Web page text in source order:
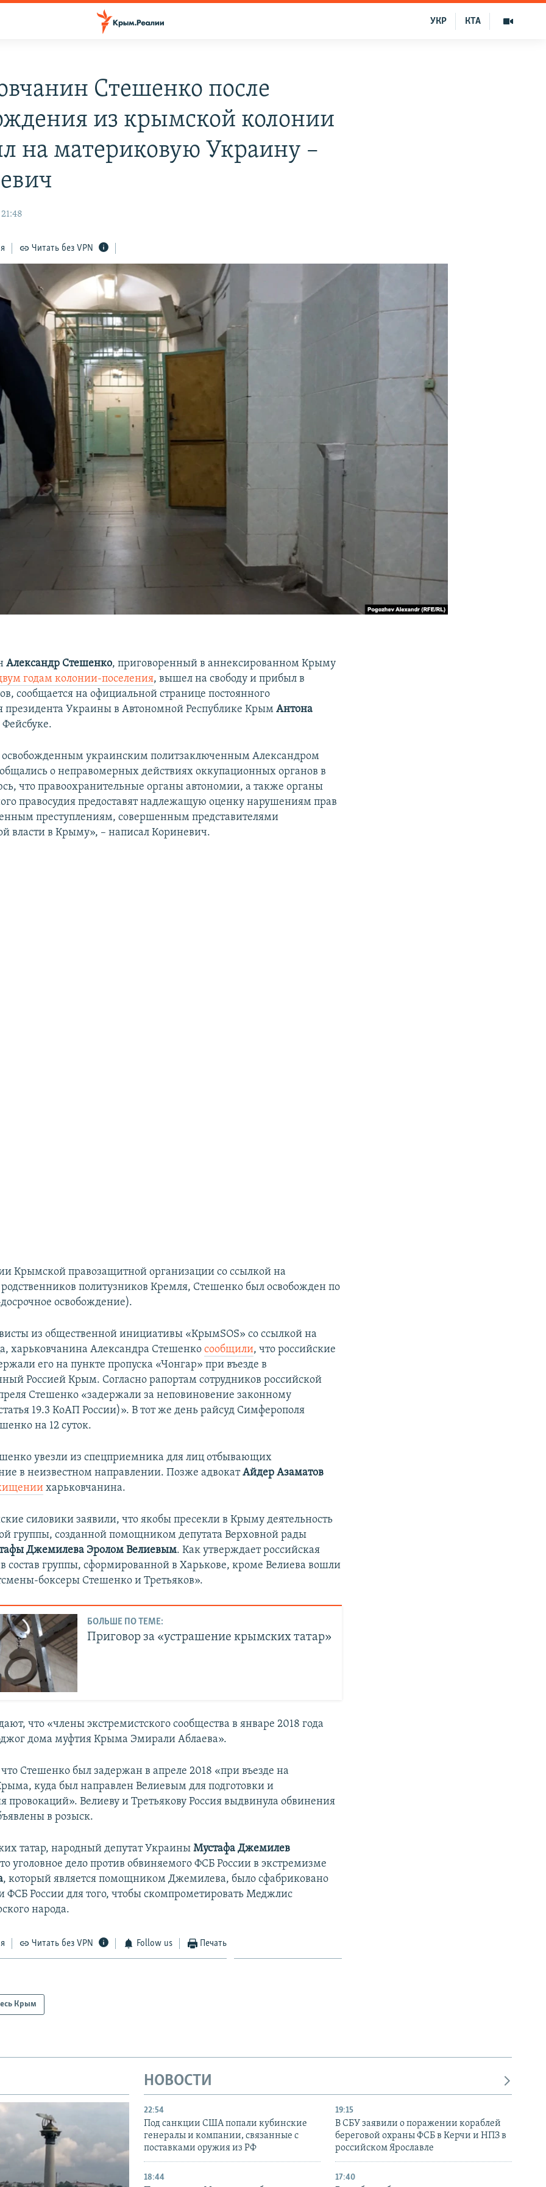
КТА
УКР
Стешенко после
из крымской колонии
на материковую Украину –
Читать без VPN
Александр Стешенко, приговоренный в аннексированном Крыму
годам колонии-поселения, вышел на свободу и прибыл в
сообщается на официальной странице постоянного
президента Украины в Автономной Республике КрымАнтона
Фейсбуке.
освобожденным украинским политзаключенным Александром
о неправомерных действиях оккупационных органов в
что правоохранительные органы автономии, а также органы
правосудия предоставят надлежащую оценку нарушениям прав
преступлениям, совершенным представителями
власти в Крыму», – написал Кориневич.
Крымской правозащитной организации со ссылкой на
политузников Кремля, Стешенко был освобожден по
освобождение).
из общественной инициативы «КрымSOS» со ссылкой на
харьковчанина Александра Стешенкосообщили, что российские
его на пункте пропуска «Чонгар» при въезде в
Россией Крым. Согласно рапортам сотрудников российской
Стешенко «задержали за неповиновение законному
19.3 КоАП России)». В тот же день райсуд Симферополя
на 12 суток.
увезли из спецприемника для лиц отбывающих
в неизвестном направлении. Позже адвокатАйдер Азаматов
харьковчанина.
силовики заявили, что якобы пресекли в Крыму деятельность
группы, созданной помощником депутата Верховной рады
Джемилева Эролом Велиевым. Как утверждает российская
состав группы, сформированной в Харькове, кроме Велиева вошли
боксеры Стешенко и Третьяков».
БОЛЬШЕ ПО ТЕМЕ:
Приговор за «устрашение крымских татар»
что «члены экстремистского сообщества в январе 2018 года
дома муфтия Крыма Эмирали Аблаева».
Стешенко был задержан в апреле 2018 «при въезде на
куда был направлен Велиевым для подготовки и
провокаций». Велиеву и Третьякову Россия выдвинула обвинения
в розыск.
татар, народный депутат УкраиныМустафа Джемилев
уголовное дело против обвиняемого ФСБ России в экстремизме
, который является помощником Джемилева, было сфабриковано
ФСБ России для того, чтобы скомпрометировать Меджлис
народа.
Читать без VPN Follow us Печать
Крым
НОВОСТИ
22:54
Под санкции США попали кубинские
генералы и компании, связанные с
поставками оружия из РФ
19:15
В СБУ заявили о поражении кораблей
береговой охраны ФСБ в Керчи и НПЗ в
российском Ярославле
18:44 17:40